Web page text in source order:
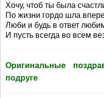
Хочу, чтоб ты была
По жизни гордо шла
Люби и будь в ответ
И пусть всегда во всем
Оригинальные
подруге